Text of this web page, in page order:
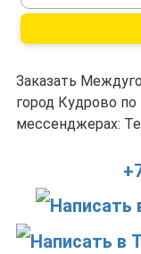
Заказать
город Кудрово по
мессенджерах: